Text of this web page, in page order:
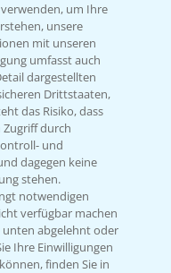
um Ihre
unsere
mit unseren
umfasst auch
dargestellten
Drittstaaten,
das Risiko, dass
durch
und
dagegen keine
stehen.
notwendigen
verfügbar machen
abgelehnt oder
Ihre Einwilligungen
finden Sie in